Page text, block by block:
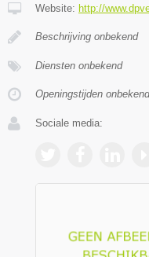
Website: http://
Beschrijving onbekend
Diensten onbekend
Openingstijden onbekend
Sociale media: